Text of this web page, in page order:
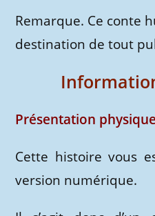
Remarque. Ce conte
destination de tout
Présentation
Cette histoire vous
version numérique.